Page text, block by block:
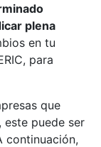
plena
en tu
para
que
este puede ser
continuación,